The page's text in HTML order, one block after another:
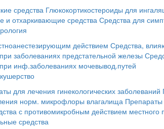
средства Глюкокортикостероиды для
и отхаркивающие средства Средства для
действием Средства,
заболеваниях предстательной железы
инф.заболеваниях мочевывод.путей
для лечения гинекологических заболеваний
норм. микрофлоры влагалища
с противомикробным действием местного
средства